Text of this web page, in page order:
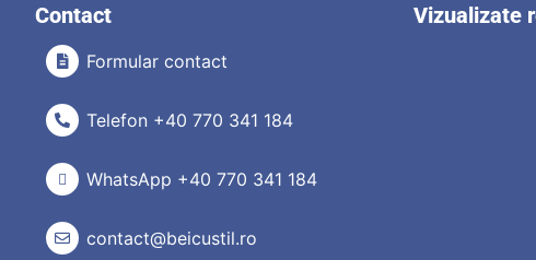
Contact
Formular contact
Telefon +40 770 341 184
WhatsApp +40 770 341 184
contact@beicustil.ro
Vizualizate